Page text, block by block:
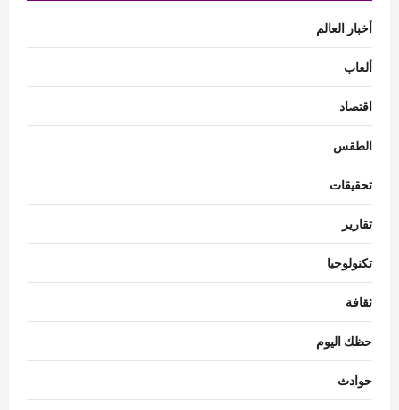
أخبار العالم
ألعاب
اقتصاد
الطقس
تحقيقات
تقارير
تكنولوجيا
ثقافة
حظك اليوم
حوادث